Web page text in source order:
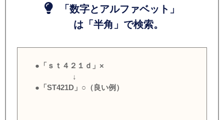
「数字とアルファベット」
は「半角」で検索。
●「ｓｔ４２１ｄ」×
↓
●「ST421D」○（良い例）